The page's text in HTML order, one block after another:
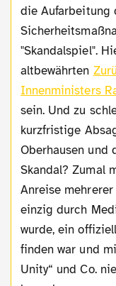
die Aufarbeitung
"Skandalspiel".
altbewährten
Innenministers
sein. Und zu
kurzfristige
Oberhausen und
Skandal? Zumal
Anreise
einzig durch
wurde, ein
finden war und
Unity“ und Co.